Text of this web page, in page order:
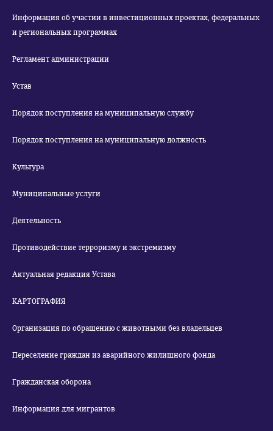
Информация об участии в инвестиционных проектах, федеральных
и региональных программах
Регламент администрации
Устав
Порядок поступления на муниципальную службу
Порядок поступления на муниципальную должность
Культура
Муниципальные услуги
Деятельность
Противодействие терроризму и экстремизму
Актуальная редакция Устава
КАРТОГРАФИЯ
Организация по обращению с животными без владельцев
Переселение граждан из аварийного жилищного фонда
Гражданская оборона
Информация для мигрантов